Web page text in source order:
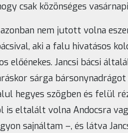
csak közönséges
nem jutott volna
aki a falu hivatásos
előénekes. Jancsi bácsi
sárga
hegyes szögben és felül
is eltalált volna Andocsra
sajnáltam –, és látva